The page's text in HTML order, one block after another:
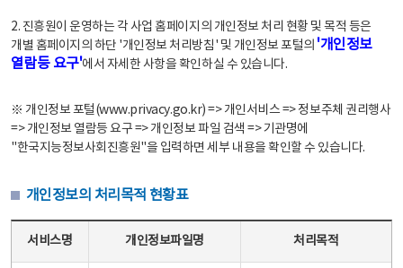
2. 진흥원이 운영하는 각 사업 홈페이지의 개인정보 처리 현황 및 목적 등은
개별 홈페이지의 하단 '개인정보 처리방침' 및 개인정보 포털의 '개인정보
열람등 요구'에서 자세한 사항을 확인하실 수 있습니다.
※ 개인정보 포털(www.privacy.go.kr) => 개인서비스 => 정보주체 권리행사
=> 개인정보 열람등 요구 => 개인정보 파일 검색 => 기관명에
"한국지능정보사회진흥원"을 입력하면 세부 내용을 확인할 수 있습니다.
개인정보의 처리목적 현황표
서비스명 개인정보파일명 처리목적